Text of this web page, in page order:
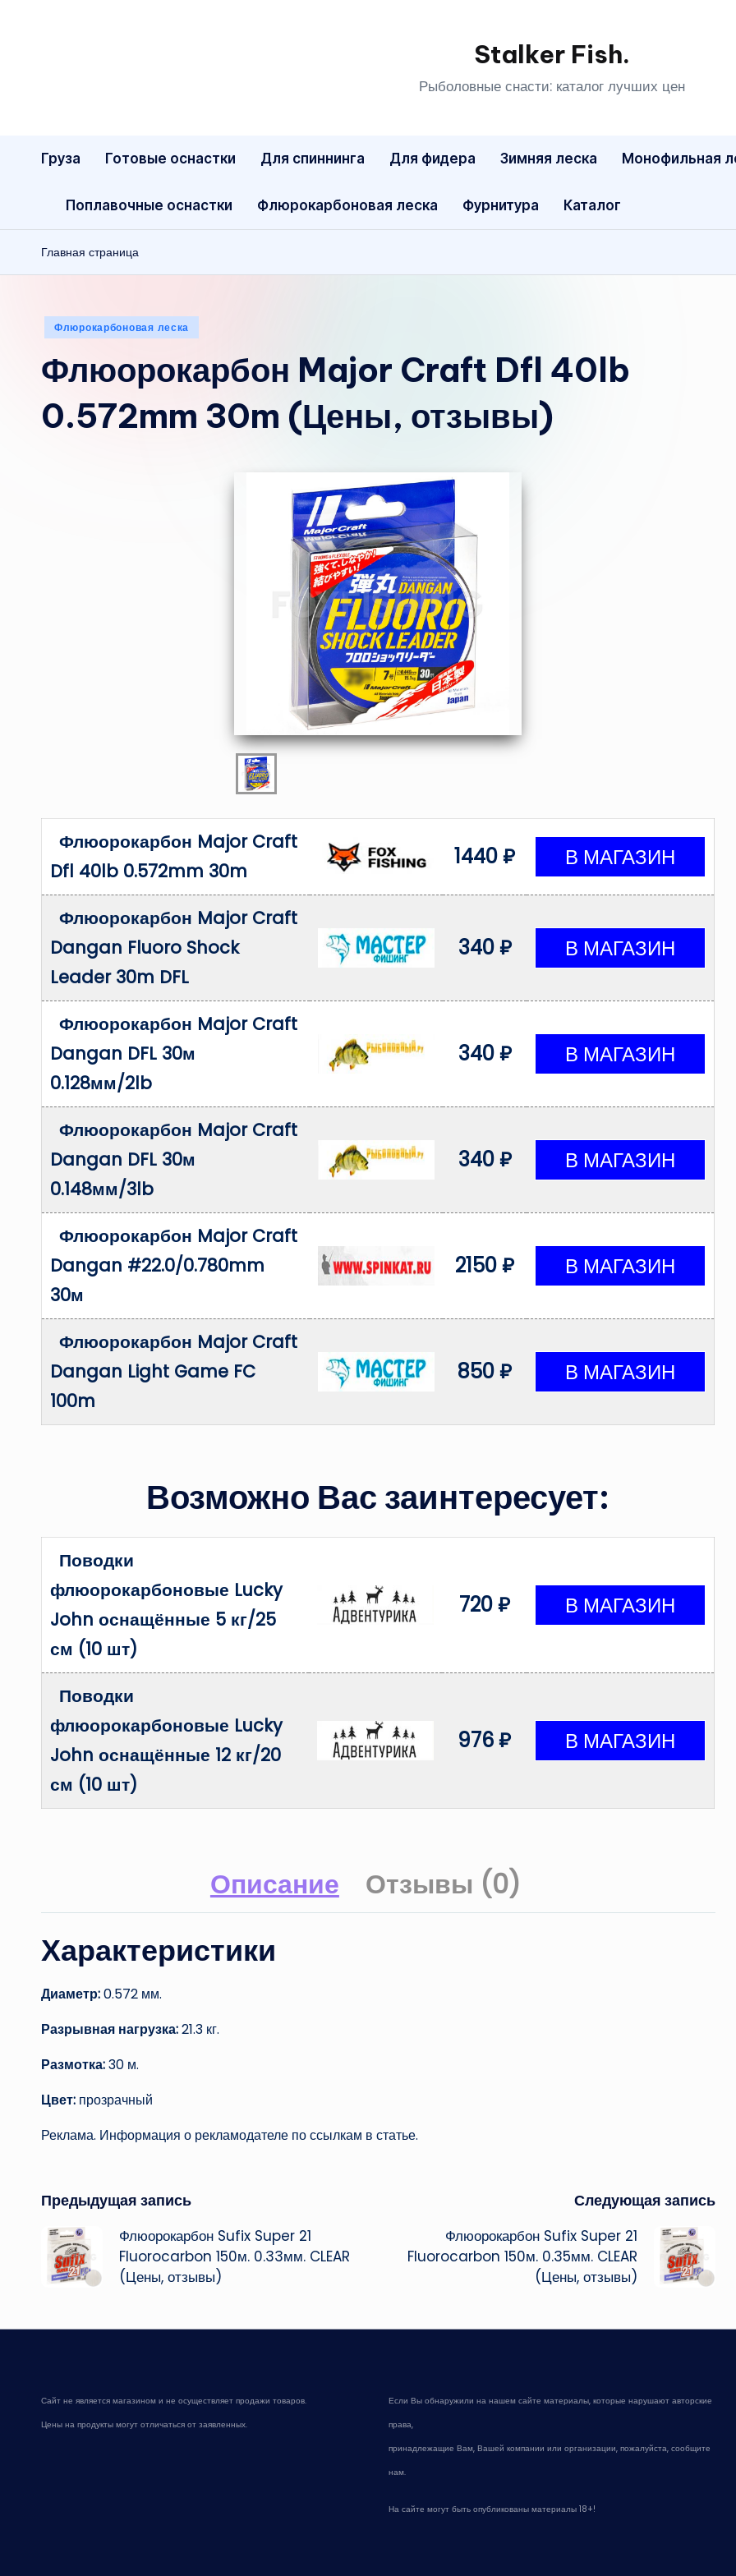
Stalker Fish.
Рыболовные снасти: каталог лучших цен
Груза Готовые оснастки Для спиннинга Для фидера Зимняя леска Монофильная
Поплавочные оснастки Флюрокарбоновая леска Фурнитура Каталог
Главная страница
Опубликовано
Флюрокарбоновая леска
Флюорокарбон Major Craft Dfl 40lb
0.572mm 30m (Цены, отзывы)
Флюорокарбон Major Craft
Dfl 40lb 0.572mm 30m
1440 ₽
Флюорокарбон Major Craft
Dangan Fluoro Shock
Leader 30m DFL
340 ₽
Флюорокарбон Major Craft
Dangan DFL 30м
0.128мм/2lb
340 ₽
Флюорокарбон Major Craft
Dangan DFL 30м
0.148мм/3lb
340 ₽
Флюорокарбон Major Craft
Dangan #22.0/0.780mm
30м
2150 ₽
Флюорокарбон Major Craft
Dangan Light Game FC
100m
850 ₽
Возможно Вас заинтересует:
Поводки
флюорокарбоновые Lucky
John оснащённые 5 кг/25
см (10 шт)
720 ₽
Поводки
флюорокарбоновые Lucky
John оснащённые 12 кг/20
см (10 шт)
976 ₽
Описание Отзывы (0)
Характеристики
Диаметр:0.572 мм.
Разрывная нагрузка:21.3 кг.
Размотка:30 м.
Цвет: прозрачный
Реклама. Информация о рекламодателе по ссылкам в статье.
Навигация
записи
Предыдущая запись
Флюорокарбон Sufix Super 21
Fluorocarbon 150м. 0.33мм. CLEAR
(Цены, отзывы)
Следующая запись
Флюорокарбон Sufix Super 21
Fluorocarbon 150м. 0.35мм. CLEAR
(Цены, отзывы)
Сайт не является магазином и не осуществляет продажи товаров.
Цены на продукты могут отличаться от заявленных.
Если Вы обнаружили на нашем сайте материалы, которые нарушают авторские
права,
принадлежащие Вам, Вашей компании или организации, пожалуйста, сообщите
нам.
На сайте могут быть опубликованы материалы 18+!